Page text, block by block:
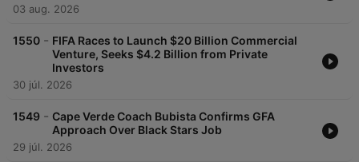
03 aug. 2026
1550 - FIFA Races to Launch $20 Billion Commercial
Venture, Seeks $4.2 Billion from Private
Investors
30 júl. 2026
1549 - Cape Verde Coach Bubista Confirms GFA
Approach Over Black Stars Job
29 júl. 2026